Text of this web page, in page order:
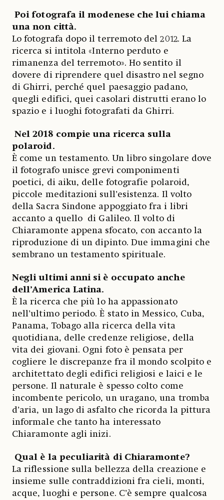
Poi fotografa il modenese che lui chiama
una non città.
Lo fotografa dopo il terremoto del 2012. La
ricerca si intitola «Interno perduto e
rimanenza del terremoto». Ho sentito il
dovere di riprendere quel disastro nel segno
di Ghirri, perché quel paesaggio padano,
quegli edifici, quei casolari distrutti erano lo
spazio e i luoghi fotografati da Ghirri.
Nel 2018 compie una ricerca sulla
polaroid.
È come un testamento. Un libro singolare dove
il fotografo unisce grevi componimenti
poetici, di aiku, delle fotografie polaroid,
piccole meditazioni sull’esistenza. Il volto
della Sacra Sindone appoggiato fra i libri
accanto a quello di Galileo. Il volto di
Chiaramonte appena sfocato, con accanto la
riproduzione di un dipinto. Due immagini che
sembrano un testamento spirituale.
Negli ultimi anni si è occupato anche
dell’America Latina.
È la ricerca che più lo ha appassionato
nell’ultimo periodo. È stato in Messico, Cuba,
Panama, Tobago alla ricerca della vita
quotidiana, delle credenze religiose, della
vita dei giovani. Ogni foto è pensata per
cogliere le discrepanze fra il mondo scolpito e
architettato degli edifici religiosi e laici e le
persone. Il naturale è spesso colto come
incombente pericolo, un uragano, una tromba
d’aria, un lago di asfalto che ricorda la pittura
informale che tanto ha interessato
Chiaramonte agli inizi.
Qual è la peculiarità di Chiaramonte?
La riflessione sulla bellezza della creazione e
insieme sulle contraddizioni fra cieli, monti,
acque, luoghi e persone. C’è sempre qualcosa